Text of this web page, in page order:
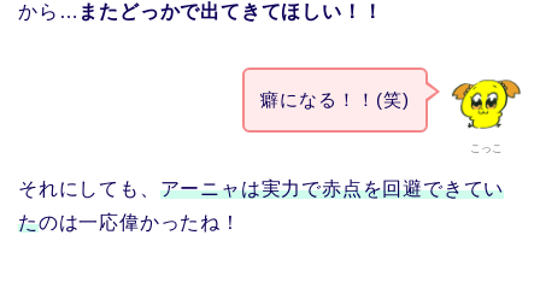
から… またどっかで出てきてほしい！！
こっこ
癖になる！！(笑)
それにしても、 アーニャは実力で赤点を回避できてい
たのは一応偉かったね！